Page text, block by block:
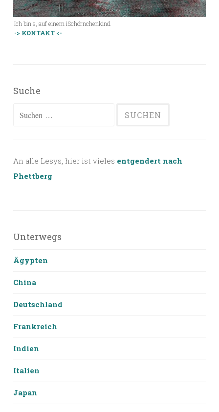
Ich bin's, auf einem iSchörnchenkind.
-> KONTAKT <-
Suche
Suchen
An alle Lesys, hier ist vieles entgendert nach
Phettberg
Unterwegs
Ägypten
China
Deutschland
Frankreich
Indien
Italien
Japan